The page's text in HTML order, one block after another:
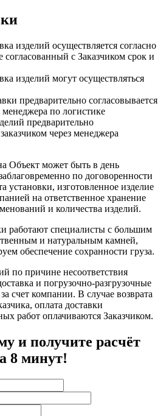
изделий осуществляется согласно
согласованный с Заказчиком срок и
изделий могут осуществляться
предварительно согласовывается
менеджера по логистике
предварительно
через менеджера
Объект может быть в день
по договоренности
установки, изготовленное изделие
на ответственное хранение
и количества изделий.
работают специалисты с большим
и натуральным камней,
обеспечение сохранности груза.
по причине несоответствия
и погрузочно-разгрузочные
счет компании. В случае возврата
оплата доставки
работ оплачиваются Заказчиком.
и получите расчёт
8 минут!